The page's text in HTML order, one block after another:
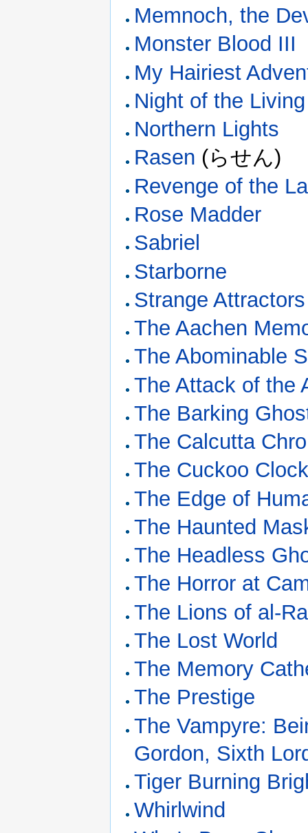
Memnoch, the
Monster Blood III
My Hairiest
Night of the
Northern Lights
Rasen (らせん)
Revenge of the
Rose Madder
Sabriel
Starborne
Strange Attractors
The Aachen
The Abominable
The Attack of the
The Barking
The Calcutta
The Cuckoo
The Edge of
The Haunted
The Headless
The Horror at
The Lions of al-
The Lost World
The Memory
The Prestige
The Vampyre:
Gordon, Sixth
Tiger Burning
Whirlwind